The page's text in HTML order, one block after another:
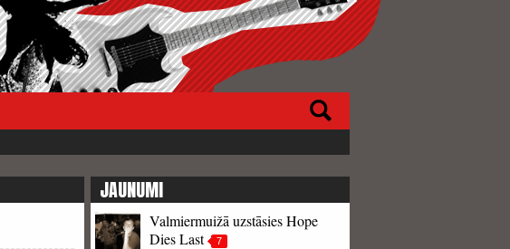
JAUNUMI
Valmiermuižā uzstāsies Hope
Dies Last
7